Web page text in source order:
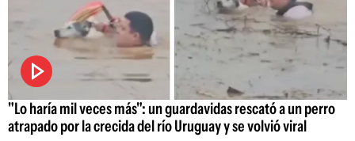
"Lo haría mil veces más": un guardavidas rescató a un perro
atrapado por la crecida del río Uruguay y se volvió viral